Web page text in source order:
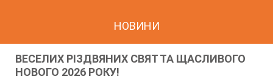
НОВИНИ
ВЕСЕЛИХ РІЗДВЯНИХ СВЯТ ТА ЩАСЛИВОГО
НОВОГО 2026 РОКУ!